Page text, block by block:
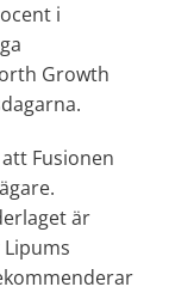
i
Growth
Fusionen
är